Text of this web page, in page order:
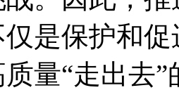
是保护和
量“走出去